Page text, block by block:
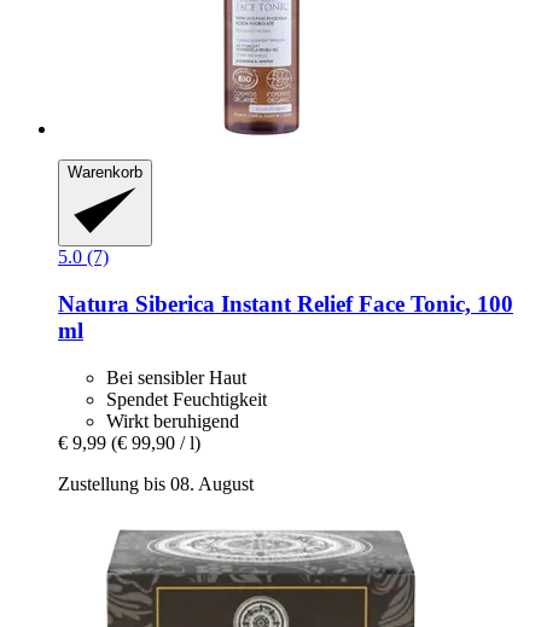
Warenkorb
5.0 (7)
Natura Siberica Instant Relief Face Tonic, 100
ml
Bei sensibler Haut
Spendet Feuchtigkeit
Wirkt beruhigend
€ 9,99 (€ 99,90 / l)
Zustellung bis 08. August